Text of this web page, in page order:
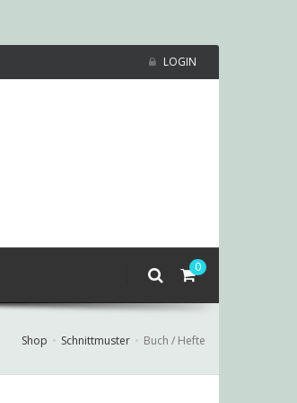
LOGIN
0
Shop Schnittmuster Buch / Hefte